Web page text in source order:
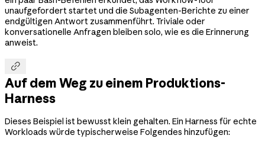
unaufgefordert startet und die Subagenten-Berichte zu einer
endgültigen Antwort zusammenführt. Triviale oder
konversationelle Anfragen bleiben solo, wie es die Erinnerung
anweist.

Auf dem Weg zu einem Produktions-
Harness
Dieses Beispiel ist bewusst klein gehalten. Ein Harness für echte
Workloads würde typischerweise Folgendes hinzufügen: